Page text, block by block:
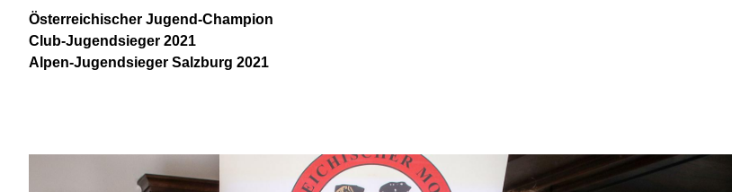
Österreichischer Jugend-Champion
Club-Jugendsieger 2021
Alpen-Jugendsieger Salzburg 2021